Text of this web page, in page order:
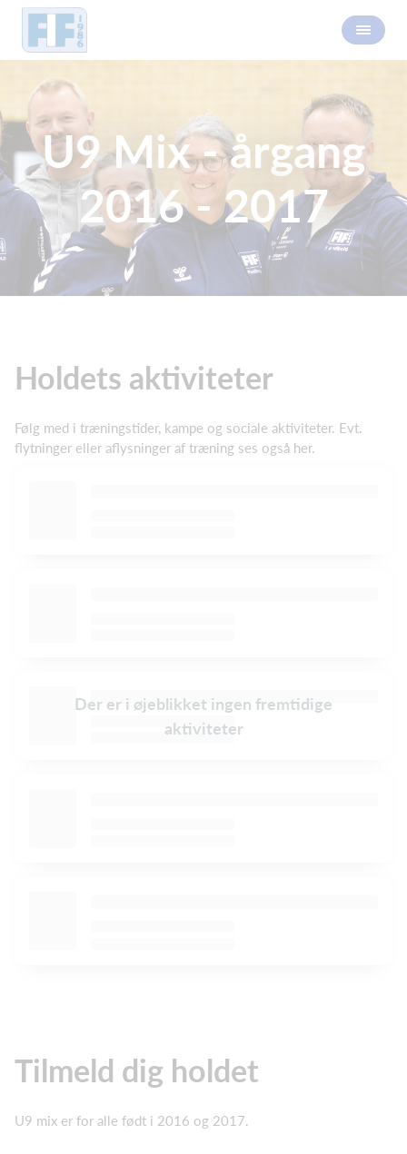
U9 Mix - årgang
2016 - 2017
Holdets aktiviteter
Følg med i træningstider, kampe og sociale aktiviteter. Evt.
flytninger eller aflysninger af træning ses også her.
Der er i øjeblikket ingen fremtidige
aktiviteter
Tilmeld dig holdet
U9 mix er for alle født i 2016 og 2017.